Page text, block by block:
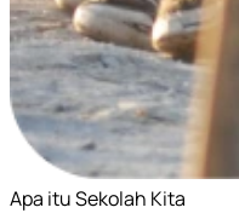
Apa itu Sekolah Kita